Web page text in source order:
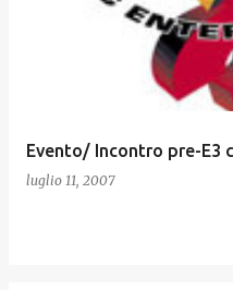
Evento/ Incontro pre-E3
luglio 11, 2007